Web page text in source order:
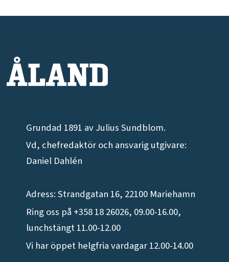
Grundad 1891 av Julius Sundblom.
Vd, chefredaktör och ansvarig utgivare:
Daniel Dahlén
Adress: Strandgatan 16, 22100 Mariehamn
Ring oss på +358 18 26026, 09.00-16.00,
lunchstängt 11.00-12.00
Vi har öppet helgfria vardagar 12.00-14.00